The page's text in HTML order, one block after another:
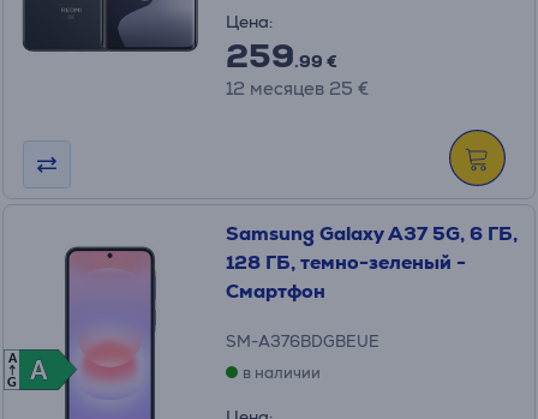
Цена:
259.99 €
12 месяцев 25 €
A
A
A
G
Samsung Galaxy A37 5G, 6 ГБ,
128 ГБ, темно-зеленый -
Cмартфон
SM-A376BDGBEUE
в наличии